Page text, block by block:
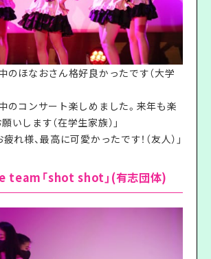
のほなおさん格好良かったです（大学
のコンサート楽しめました。来年も楽
いします（在学生家族）」
れ様、最高に可愛かったです！（友人）」
team「shot shot」(有志団体)